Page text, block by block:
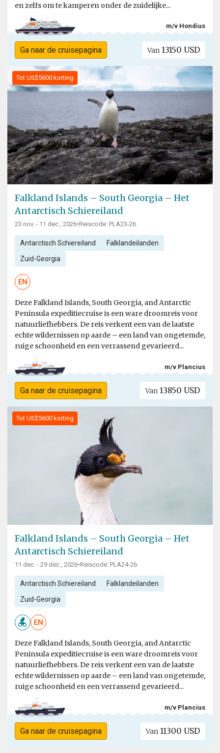
en zelfs om te kamperen onder de zuidelijke...
m/v Hondius
Ga naar de cruisepagina Van 13150 USD
Tot US$5600 korting
Falkland Islands – South Georgia – Het
Antarctisch Schiereiland
23 nov. - 11 dec., 2026•Reiscode: PLA23-26
Antarctisch Schiereiland Falklandeilanden
Zuid-Georgia
EN
Deze Falkland Islands, South Georgia, and Antarctic
Peninsula expeditiecruise is een ware droomreis voor
natuurliefhebbers. De reis verkent een van de laatste
echte wildernissen op aarde – een land van ongetemde,
ruige schoonheid en een verrassend gevarieerd...
m/v Plancius
Ga naar de cruisepagina Van 13850 USD
Tot US$5600 korting
Falkland Islands – South Georgia – Het
Antarctisch Schiereiland
11 dec. - 29 dec., 2026•Reiscode: PLA24-26
Antarctisch Schiereiland Falklandeilanden
Zuid-Georgia
EN
Deze Falkland Islands, South Georgia, and Antarctic
Peninsula expeditiecruise is een ware droomreis voor
natuurliefhebbers. De reis verkent een van de laatste
echte wildernissen op aarde – een land van ongetemde,
ruige schoonheid en een verrassend gevarieerd...
m/v Plancius
Ga naar de cruisepagina Van 11300 USD